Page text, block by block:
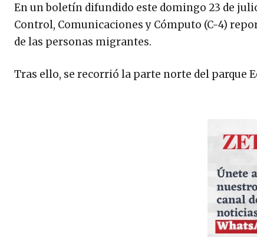
En un boletín difundido este domingo 23 de
Control, Comunicaciones y Cómputo (C-4)
de las personas migrantes.
Tras ello, se recorrió la parte norte del parque